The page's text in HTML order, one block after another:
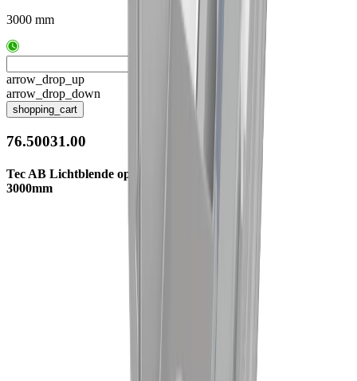
3000 mm
arrow_drop_up
arrow_drop_down
shopping_cart
76.50031.00
Tec AB Lichtblende opal
3000mm